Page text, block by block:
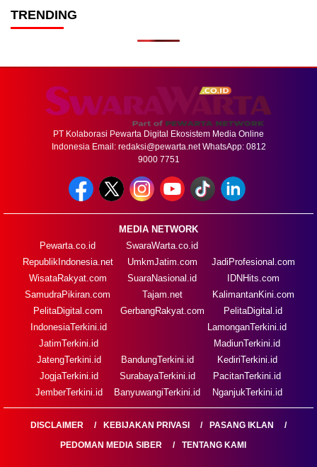
TRENDING
PT Kolaborasi Pewarta Digital Ekosistem Media Online
Indonesia Email: redaksi@pewarta.netWhatsApp: 0812
9000 7751
MEDIA NETWORK
Pewarta.co.id
RepublikIndonesia.net
WisataRakyat.com
SamudraPikiran.com
PelitaDigital.com
SwaraWarta.co.id
UmkmJatim.com
SuaraNasional.id
Tajam.net
GerbangRakyat.com
JadiProfesional.com
IDNHits.com
KalimantanKini.com
PelitaDigital.id
IndonesiaTerkini.id
JatimTerkini.id
JatengTerkini.id
JogjaTerkini.id
JemberTerkini.id
BandungTerkini.id
SurabayaTerkini.id
BanyuwangiTerkini.id
LamonganTerkini.id
MadiunTerkini.id
KediriTerkini.id
PacitanTerkini.id
NganjukTerkini.id
DISCLAIMER KEBIJAKAN PRIVASI
PASANG IKLAN
PEDOMAN MEDIA SIBER
TENTANG KAMI